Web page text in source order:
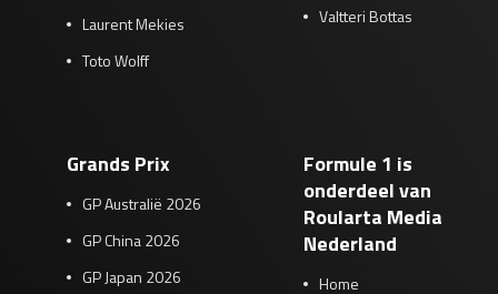
Laurent Mekies
Toto Wolff
Valtteri Bottas
Grands Prix
GP Australië 2026
GP China 2026
GP Japan 2026
Formule 1 is
onderdeel van
Roularta Media
Nederland
Home